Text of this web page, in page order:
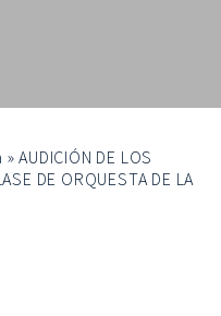
»AUDICIÓN DE LOS
DE ORQUESTA DE LA